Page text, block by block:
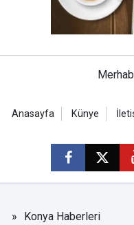
Anasayfa Künye
Konya Haberleri